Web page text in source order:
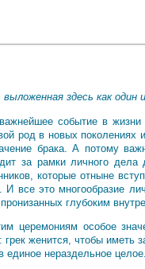
здесь как один
событие в жизни
род в новых
брака. А потому
за рамки личного дела
которые отныне
И все это многообразие
глубоким
церемониям особое
грек женится, чтобы иметь
единое нераздельное целое.